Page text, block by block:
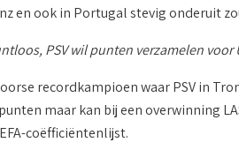
en ook in Portugal stevig onderuit
PSV wil punten verzamelen voor
recordkampioen waar PSV in
maar kan bij een overwinning
coëfficiëntenlijst.